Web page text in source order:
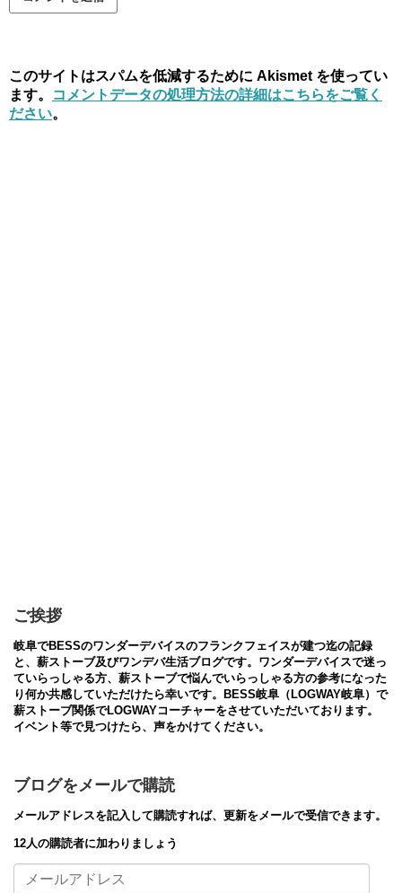
このサイトはスパムを低減するために Akismet を使ってい
ます。
コメントデータの処理方法の詳細はこちらをご覧く
ださい。
ご挨拶
岐阜でBESSのワンダーデバイスのフランクフェイスが建つ迄の記録
と、薪ストーブ及びワンデバ生活ブログです。ワンダーデバイスで迷っ
ていらっしゃる方、薪ストーブで悩んでいらっしゃる方の参考になった
り何か共感していただけたら幸いです。BESS岐阜（LOGWAY岐阜）で
薪ストーブ関係でLOGWAYコーチャーをさせていただいております。
イベント等で見つけたら、声をかけてください。
ブログをメールで購読
メールアドレスを記入して購読すれば、更新をメールで受信できます。
12人の購読者に加わりましょう
メ